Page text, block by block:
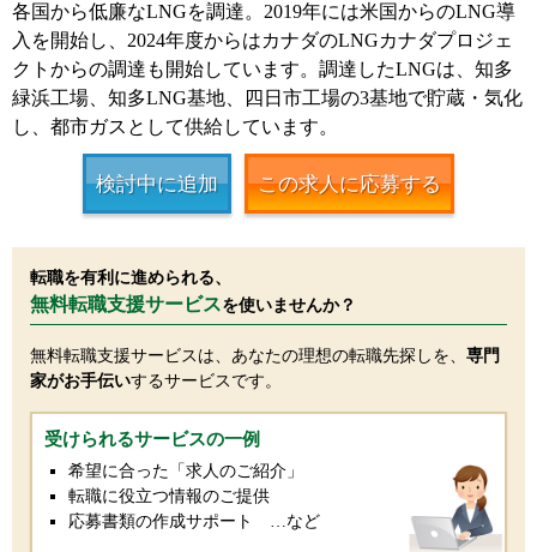
各国から低廉なLNGを調達。2019年には米国からのLNG導
入を開始し、2024年度からはカナダのLNGカナダプロジェ
クトからの調達も開始しています。調達したLNGは、知多
緑浜工場、知多LNG基地、四日市工場の3基地で貯蔵・気化
し、都市ガスとして供給しています。
検討中に追加 この求人に応募する
転職を有利に進められる、
無料転職支援サービスを使いませんか？
無料転職支援サービスは、あなたの理想の転職先探しを、 専門
家がお手伝いするサービスです。
受けられるサービスの一例
希望に合った「求人のご紹介」
転職に役立つ情報のご提供
応募書類の作成サポート …など